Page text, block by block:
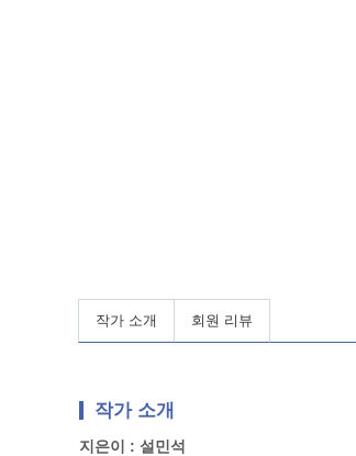
작가 소개 회원 리뷰
작가 소개
지은이 : 설민석